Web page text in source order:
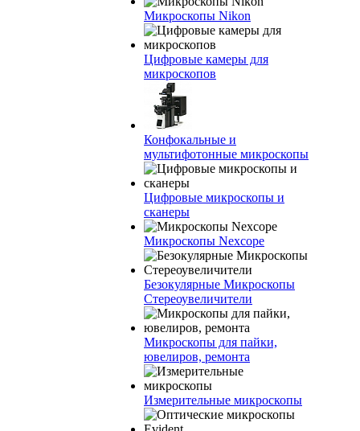
Микроскопы Nikon
Цифровые камеры для
микроскопов
Конфокальные и
мультифотонные микроскопы
Цифровые микроскопы и
сканеры
Микроскопы Nexcope
Безокулярные Микроскопы
Стереоувеличители
Микроскопы для пайки,
ювелиров, ремонта
Измерительные микроскопы